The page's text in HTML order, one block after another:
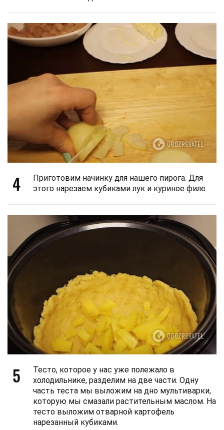
4
Приготовим начинку для нашего пирога. Для
этого нарезаем кубиками лук и куриное филе.
5
Тесто, которое у нас уже полежало в
холодильнике, разделим на две части. Одну
часть теста мы выложим на дно мультиварки,
которую мы смазали растительным маслом. На
тесто выложим отварной картофель
нарезанный кубиками.